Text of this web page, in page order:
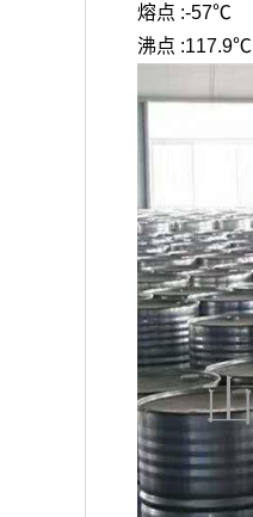
熔点 :-57℃
沸点 :117.9℃